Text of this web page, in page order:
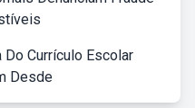
Currículo Escolar
Desde